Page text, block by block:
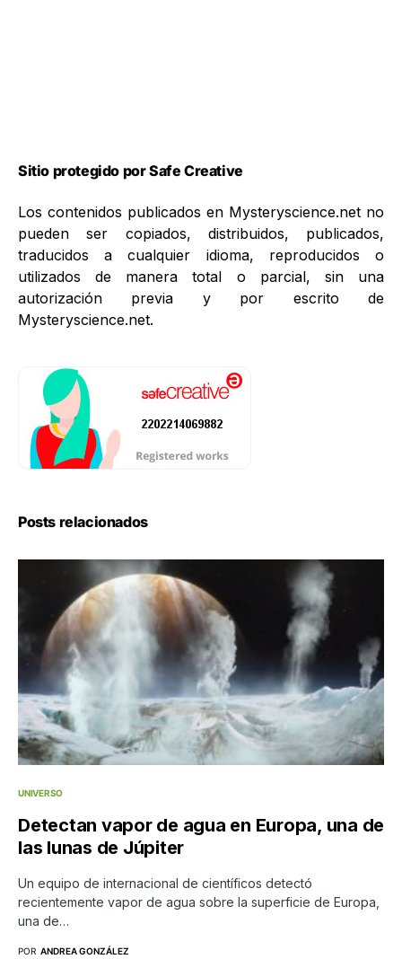
Sitio protegido por Safe Creative
Los contenidos publicados en Mysteryscience.net no
pueden ser copiados, distribuidos, publicados,
traducidos a cualquier idioma, reproducidos o
utilizados de manera total o parcial, sin una
autorización previa y por escrito de
Mysteryscience.net.
Posts relacionados
UNIVERSO
Detectan vapor de agua en Europa, una de
las lunas de Júpiter
Un equipo de internacional de científicos detectó
recientemente vapor de agua sobre la superficie de Europa,
una de…
POR ANDREA GONZÁLEZ